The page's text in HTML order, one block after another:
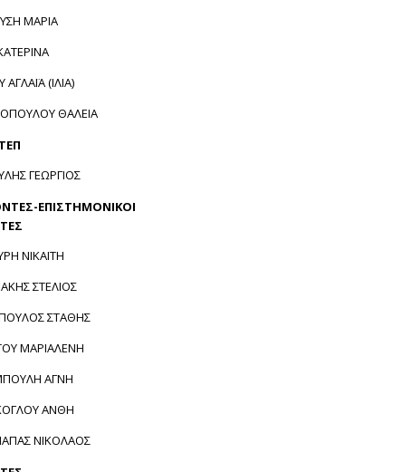
ΜΑΡΙΑ
(ΙΛΙΑ)
ΘΑΛΕΙΑ
ΓΕΩΡΓΙΟΣ
ΕΠΙΣΤΗΜΟΝΙΚΟΙ
ΝΙΚΑΙΤΗ
ΣΤΕΛΙΟΣ
ΣΤΑΘΗΣ
ΜΑΡΙΑΛΕΝΗ
ΑΓΝΗ
ΑΝΘΗ
ΝΙΚΟΛΑΟΣ